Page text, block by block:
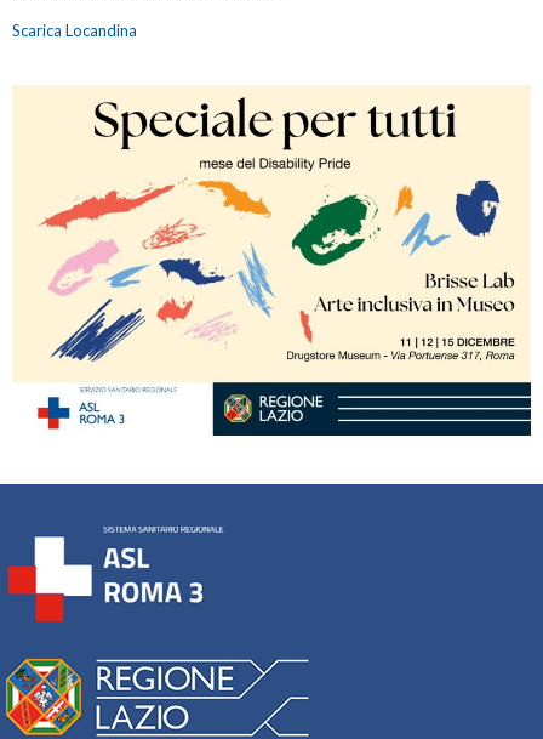
Scarica Locandina